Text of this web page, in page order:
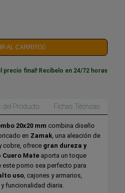
AL CARRITO
precio final! Recíbelo en 24/72 horas
del Producto Fichas Técnicas
20x20 mm combina diseño
en Zamak , una aleación de
cobre, ofrece gran dureza y
Cuero Mate aporta un toque
pomo sea perfecto para
uso , cajones y armarios,
funcionalidad diaria.